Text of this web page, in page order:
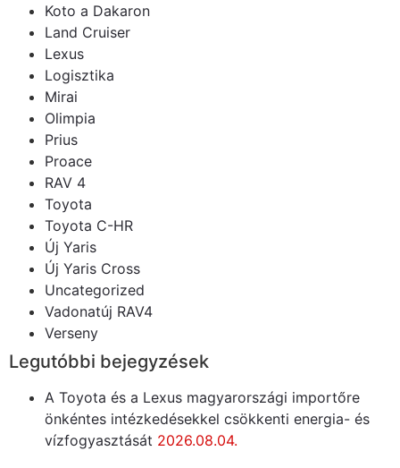
Koto a Dakaron
Land Cruiser
Lexus
Logisztika
Mirai
Olimpia
Prius
Proace
RAV 4
Toyota
Toyota C-HR
Új Yaris
Új Yaris Cross
Uncategorized
Vadonatúj RAV4
Verseny
Legutóbbi bejegyzések
A Toyota és a Lexus magyarországi importőre
önkéntes intézkedésekkel csökkenti energia- és
vízfogyasztását 2026.08.04.